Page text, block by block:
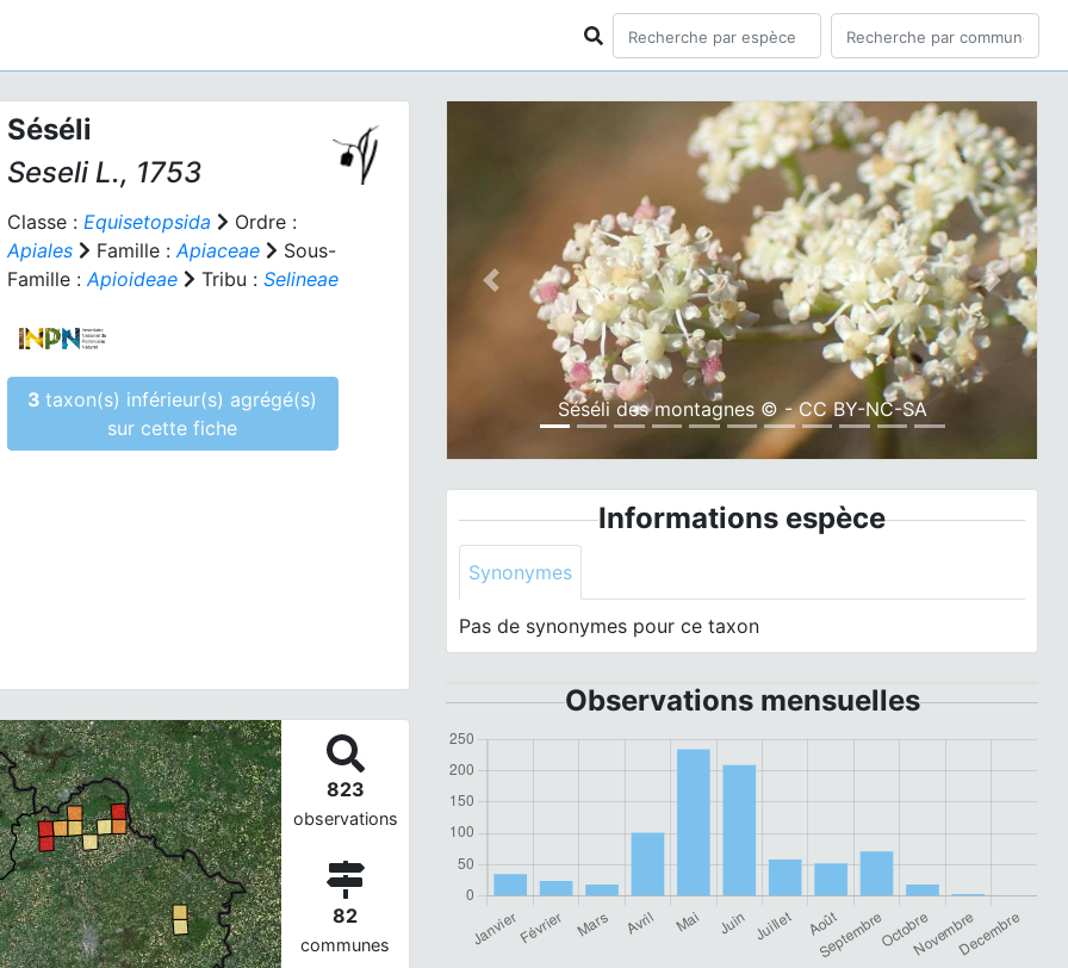
Séséli
SeseliL., 1753
Classe : Equisetopsida
Ordre :
Apiales
Famille :Apiaceae
Sous-
Famille :Apioideae Tribu : Selineae
3taxon(s) inférieur(s) agrégé(s)
sur cette fiche
823
observations
82
communes
Séséli des montagnes © - CC BY-NC-SA
Previous Next
Informations espèce
Synonymes
Pas de synonymes pour ce taxon
Observations mensuelles